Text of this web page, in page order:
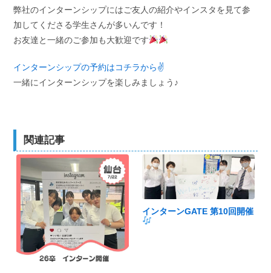
弊社のインターンシップにはご友人の紹介やインスタを見て参
加してくださる学生さんが多いんです！
お友達と一緒のご参加も大歓迎です
インターンシップの予約はコチラから✌️
一緒にインターンシップを楽しみましょう♪
関連記事
インターンGATE 第10回開催